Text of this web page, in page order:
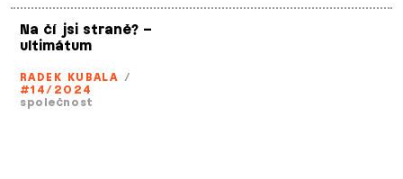
Na čí jsi straně? –
ultimátum
RADEK KUBALA /
#14/2024
společnost